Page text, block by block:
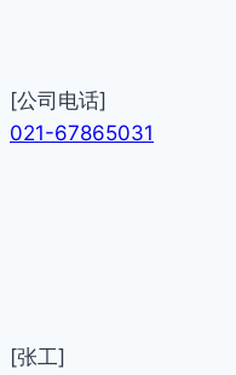
[公司电话]
021-67865031
[张工]